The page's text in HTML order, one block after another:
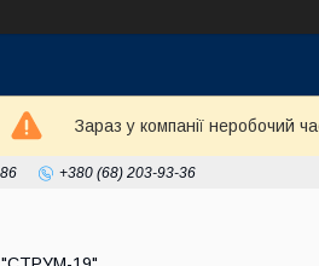
Зараз у компанії неробочий
+380 (68) 203-93-36